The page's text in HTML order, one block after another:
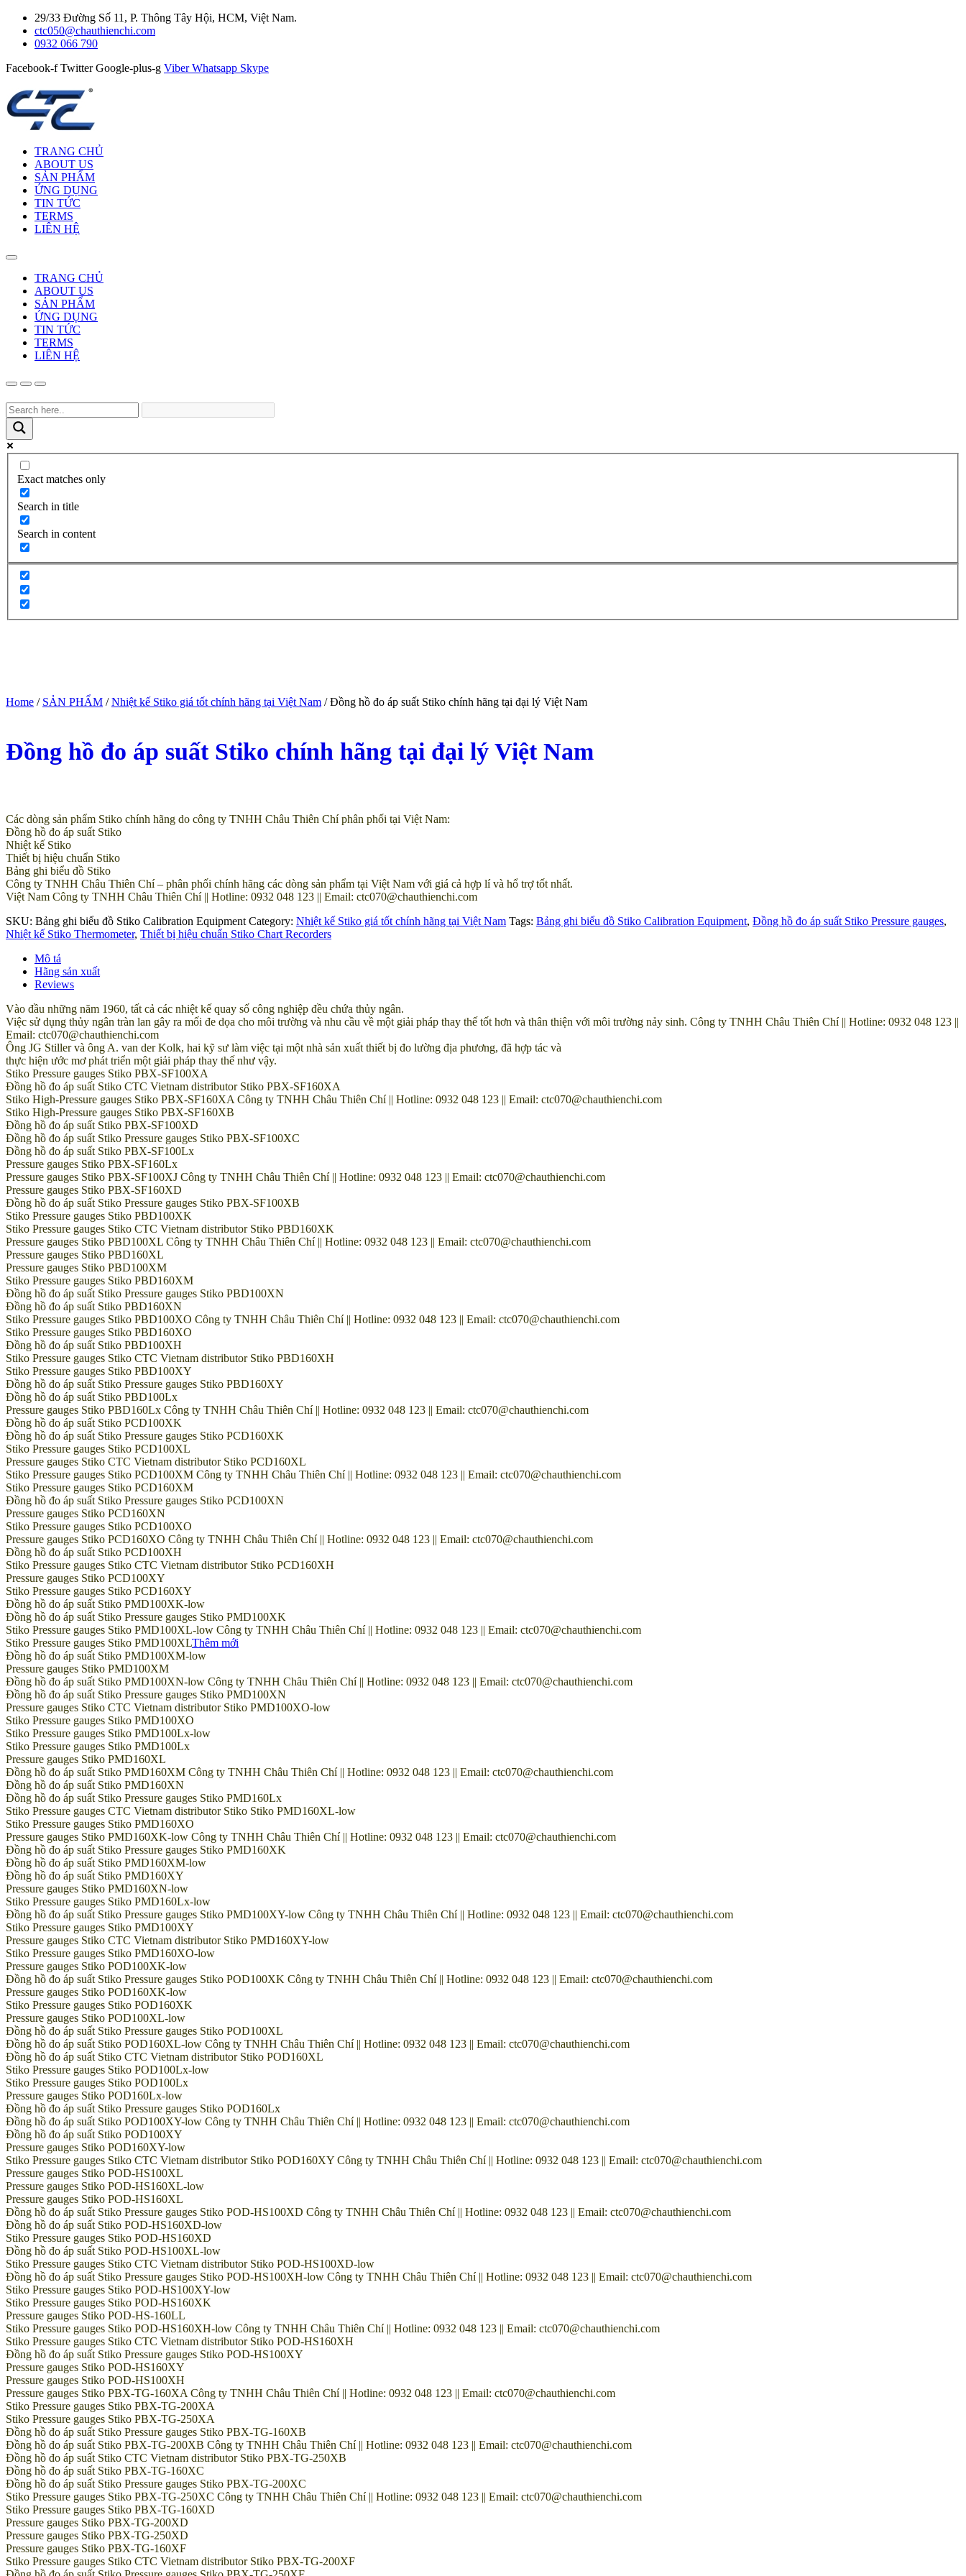
29/33 Đường Số 11, P. Thông Tây Hội, HCM, Việt Nam.
ctc050@chauthienchi.com
0932 066 790
Facebook-f Twitter Google-plus-g Viber Whatsapp Skype
TRANG CHỦ
ABOUT US
SẢN PHẨM
ỨNG DỤNG
TIN TỨC
TERMS
LIÊN HỆ
TRANG CHỦ
ABOUT US
SẢN PHẨM
ỨNG DỤNG
TIN TỨC
TERMS
LIÊN HỆ
Exact matches only
Search in title
Search in content
Home / SẢN PHẨM /Nhiệt kế Stiko giá tốt chính hãng tại Việt Nam / Đồng hồ đo áp suất Stiko chính hãng tại đại lý Việt Nam
Đồng hồ đo áp suất Stiko chính hãng tại đại lý Việt Nam
Các dòng sản phẩm Stiko chính hãng do công ty TNHH Châu Thiên Chí phân phối tại Việt Nam:
Đồng hồ đo áp suất Stiko
Nhiệt kế Stiko
Thiết bị hiệu chuẩn Stiko
Bảng ghi biểu đồ Stiko
Công ty TNHH Châu Thiên Chí – phân phối chính hãng các dòng sản phẩm tại Việt Nam với giá cả hợp lí và hổ trợ tốt nhất.
Việt Nam Công ty TNHH Châu Thiên Chí || Hotline: 0932 048 123 || Email: ctc070@chauthienchi.com
SKU: Bảng ghi biểu đồ Stiko Calibration Equipment Category: Nhiệt kế Stiko giá tốt chính hãng tại Việt Nam Tags: Bảng ghi biểu đồ Stiko Calibration Equipment, Đồng hồ đo áp suất Stiko Pressure gauges,
Nhiệt kế Stiko Thermometer, Thiết bị hiệu chuẩn Stiko Chart Recorders
Mô tả
Hãng sản xuất
Reviews
Vào đầu những năm 1960, tất cả các nhiệt kế quay số công nghiệp đều chứa thủy ngân.
Việc sử dụng thủy ngân tràn lan gây ra mối đe dọa cho môi trường và nhu cầu về một giải pháp thay thế tốt hơn và thân thiện với môi trường nảy sinh. Công ty TNHH Châu Thiên Chí || Hotline: 0932 048 123 ||
Email: ctc070@chauthienchi.com
Ông JG Stiller và ông A. van der Kolk, hai kỹ sư làm việc tại một nhà sản xuất thiết bị đo lường địa phương, đã hợp tác và
thực hiện ước mơ phát triển một giải pháp thay thế như vậy.
Stiko Pressure gauges Stiko PBX-SF100XA
Đồng hồ đo áp suất Stiko CTC Vietnam distributor Stiko PBX-SF160XA
Stiko High-Pressure gauges Stiko PBX-SF160XA Công ty TNHH Châu Thiên Chí || Hotline: 0932 048 123 || Email: ctc070@chauthienchi.com
Stiko High-Pressure gauges Stiko PBX-SF160XB
Đồng hồ đo áp suất Stiko PBX-SF100XD
Đồng hồ đo áp suất Stiko Pressure gauges Stiko PBX-SF100XC
Đồng hồ đo áp suất Stiko PBX-SF100Lx
Pressure gauges Stiko PBX-SF160Lx
Pressure gauges Stiko PBX-SF100XJ Công ty TNHH Châu Thiên Chí || Hotline: 0932 048 123 || Email: ctc070@chauthienchi.com
Pressure gauges Stiko PBX-SF160XD
Đồng hồ đo áp suất Stiko Pressure gauges Stiko PBX-SF100XB
Stiko Pressure gauges Stiko PBD100XK
Stiko Pressure gauges Stiko CTC Vietnam distributor Stiko PBD160XK
Pressure gauges Stiko PBD100XL Công ty TNHH Châu Thiên Chí || Hotline: 0932 048 123 || Email: ctc070@chauthienchi.com
Pressure gauges Stiko PBD160XL
Pressure gauges Stiko PBD100XM
Stiko Pressure gauges Stiko PBD160XM
Đồng hồ đo áp suất Stiko Pressure gauges Stiko PBD100XN
Đồng hồ đo áp suất Stiko PBD160XN
Stiko Pressure gauges Stiko PBD100XO Công ty TNHH Châu Thiên Chí || Hotline: 0932 048 123 || Email: ctc070@chauthienchi.com
Stiko Pressure gauges Stiko PBD160XO
Đồng hồ đo áp suất Stiko PBD100XH
Stiko Pressure gauges Stiko CTC Vietnam distributor Stiko PBD160XH
Stiko Pressure gauges Stiko PBD100XY
Đồng hồ đo áp suất Stiko Pressure gauges Stiko PBD160XY
Đồng hồ đo áp suất Stiko PBD100Lx
Pressure gauges Stiko PBD160Lx Công ty TNHH Châu Thiên Chí || Hotline: 0932 048 123 || Email: ctc070@chauthienchi.com
Đồng hồ đo áp suất Stiko PCD100XK
Đồng hồ đo áp suất Stiko Pressure gauges Stiko PCD160XK
Stiko Pressure gauges Stiko PCD100XL
Pressure gauges Stiko CTC Vietnam distributor Stiko PCD160XL
Stiko Pressure gauges Stiko PCD100XM Công ty TNHH Châu Thiên Chí || Hotline: 0932 048 123 || Email: ctc070@chauthienchi.com
Stiko Pressure gauges Stiko PCD160XM
Đồng hồ đo áp suất Stiko Pressure gauges Stiko PCD100XN
Pressure gauges Stiko PCD160XN
Stiko Pressure gauges Stiko PCD100XO
Pressure gauges Stiko PCD160XO Công ty TNHH Châu Thiên Chí || Hotline: 0932 048 123 || Email: ctc070@chauthienchi.com
Đồng hồ đo áp suất Stiko PCD100XH
Stiko Pressure gauges Stiko CTC Vietnam distributor Stiko PCD160XH
Pressure gauges Stiko PCD100XY
Stiko Pressure gauges Stiko PCD160XY
Đồng hồ đo áp suất Stiko PMD100XK-low
Đồng hồ đo áp suất Stiko Pressure gauges Stiko PMD100XK
Stiko Pressure gauges Stiko PMD100XL-low Công ty TNHH Châu Thiên Chí || Hotline: 0932 048 123 || Email: ctc070@chauthienchi.com
Stiko Pressure gauges Stiko PMD100XLThêm mới
Đồng hồ đo áp suất Stiko PMD100XM-low
Pressure gauges Stiko PMD100XM
Đồng hồ đo áp suất Stiko PMD100XN-low Công ty TNHH Châu Thiên Chí || Hotline: 0932 048 123 || Email: ctc070@chauthienchi.com
Đồng hồ đo áp suất Stiko Pressure gauges Stiko PMD100XN
Pressure gauges Stiko CTC Vietnam distributor Stiko PMD100XO-low
Stiko Pressure gauges Stiko PMD100XO
Stiko Pressure gauges Stiko PMD100Lx-low
Stiko Pressure gauges Stiko PMD100Lx
Pressure gauges Stiko PMD160XL
Đồng hồ đo áp suất Stiko PMD160XM Công ty TNHH Châu Thiên Chí || Hotline: 0932 048 123 || Email: ctc070@chauthienchi.com
Đồng hồ đo áp suất Stiko PMD160XN
Đồng hồ đo áp suất Stiko Pressure gauges Stiko PMD160Lx
Stiko Pressure gauges CTC Vietnam distributor Stiko Stiko PMD160XL-low
Stiko Pressure gauges Stiko PMD160XO
Pressure gauges Stiko PMD160XK-low Công ty TNHH Châu Thiên Chí || Hotline: 0932 048 123 || Email: ctc070@chauthienchi.com
Đồng hồ đo áp suất Stiko Pressure gauges Stiko PMD160XK
Đồng hồ đo áp suất Stiko PMD160XM-low
Đồng hồ đo áp suất Stiko PMD160XY
Pressure gauges Stiko PMD160XN-low
Stiko Pressure gauges Stiko PMD160Lx-low
Đồng hồ đo áp suất Stiko Pressure gauges Stiko PMD100XY-low Công ty TNHH Châu Thiên Chí || Hotline: 0932 048 123 || Email: ctc070@chauthienchi.com
Stiko Pressure gauges Stiko PMD100XY
Pressure gauges Stiko CTC Vietnam distributor Stiko PMD160XY-low
Stiko Pressure gauges Stiko PMD160XO-low
Pressure gauges Stiko POD100XK-low
Đồng hồ đo áp suất Stiko Pressure gauges Stiko POD100XK Công ty TNHH Châu Thiên Chí || Hotline: 0932 048 123 || Email: ctc070@chauthienchi.com
Pressure gauges Stiko POD160XK-low
Stiko Pressure gauges Stiko POD160XK
Pressure gauges Stiko POD100XL-low
Đồng hồ đo áp suất Stiko Pressure gauges Stiko POD100XL
Đồng hồ đo áp suất Stiko POD160XL-low Công ty TNHH Châu Thiên Chí || Hotline: 0932 048 123 || Email: ctc070@chauthienchi.com
Đồng hồ đo áp suất Stiko CTC Vietnam distributor Stiko POD160XL
Stiko Pressure gauges Stiko POD100Lx-low
Stiko Pressure gauges Stiko POD100Lx
Pressure gauges Stiko POD160Lx-low
Đồng hồ đo áp suất Stiko Pressure gauges Stiko POD160Lx
Đồng hồ đo áp suất Stiko POD100XY-low Công ty TNHH Châu Thiên Chí || Hotline: 0932 048 123 || Email: ctc070@chauthienchi.com
Đồng hồ đo áp suất Stiko POD100XY
Pressure gauges Stiko POD160XY-low
Stiko Pressure gauges Stiko CTC Vietnam distributor Stiko POD160XY Công ty TNHH Châu Thiên Chí || Hotline: 0932 048 123 || Email: ctc070@chauthienchi.com
Pressure gauges Stiko POD-HS100XL
Pressure gauges Stiko POD-HS160XL-low
Pressure gauges Stiko POD-HS160XL
Đồng hồ đo áp suất Stiko Pressure gauges Stiko POD-HS100XD Công ty TNHH Châu Thiên Chí || Hotline: 0932 048 123 || Email: ctc070@chauthienchi.com
Đồng hồ đo áp suất Stiko POD-HS160XD-low
Stiko Pressure gauges Stiko POD-HS160XD
Đồng hồ đo áp suất Stiko POD-HS100XL-low
Stiko Pressure gauges Stiko CTC Vietnam distributor Stiko POD-HS100XD-low
Đồng hồ đo áp suất Stiko Pressure gauges Stiko POD-HS100XH-low Công ty TNHH Châu Thiên Chí || Hotline: 0932 048 123 || Email: ctc070@chauthienchi.com
Stiko Pressure gauges Stiko POD-HS100XY-low
Stiko Pressure gauges Stiko POD-HS160XK
Pressure gauges Stiko POD-HS-160LL
Stiko Pressure gauges Stiko POD-HS160XH-low Công ty TNHH Châu Thiên Chí || Hotline: 0932 048 123 || Email: ctc070@chauthienchi.com
Stiko Pressure gauges Stiko CTC Vietnam distributor Stiko POD-HS160XH
Đồng hồ đo áp suất Stiko Pressure gauges Stiko POD-HS100XY
Pressure gauges Stiko POD-HS160XY
Pressure gauges Stiko POD-HS100XH
Pressure gauges Stiko PBX-TG-160XA Công ty TNHH Châu Thiên Chí || Hotline: 0932 048 123 || Email: ctc070@chauthienchi.com
Stiko Pressure gauges Stiko PBX-TG-200XA
Stiko Pressure gauges Stiko PBX-TG-250XA
Đồng hồ đo áp suất Stiko Pressure gauges Stiko PBX-TG-160XB
Đồng hồ đo áp suất Stiko PBX-TG-200XB Công ty TNHH Châu Thiên Chí || Hotline: 0932 048 123 || Email: ctc070@chauthienchi.com
Đồng hồ đo áp suất Stiko CTC Vietnam distributor Stiko PBX-TG-250XB
Đồng hồ đo áp suất Stiko PBX-TG-160XC
Đồng hồ đo áp suất Stiko Pressure gauges Stiko PBX-TG-200XC
Stiko Pressure gauges Stiko PBX-TG-250XC Công ty TNHH Châu Thiên Chí || Hotline: 0932 048 123 || Email: ctc070@chauthienchi.com
Stiko Pressure gauges Stiko PBX-TG-160XD
Pressure gauges Stiko PBX-TG-200XD
Pressure gauges Stiko PBX-TG-250XD
Pressure gauges Stiko PBX-TG-160XF
Stiko Pressure gauges Stiko CTC Vietnam distributor Stiko PBX-TG-200XF